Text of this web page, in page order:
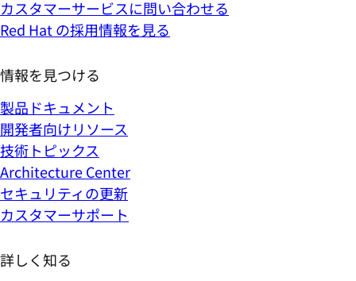
カスタマーサービスに問い合わせる
Red Hat の採用情報を見る
情報を見つける
製品ドキュメント
開発者向けリソース
技術トピックス
Architecture Center
セキュリティの更新
カスタマーサポート
詳しく知る